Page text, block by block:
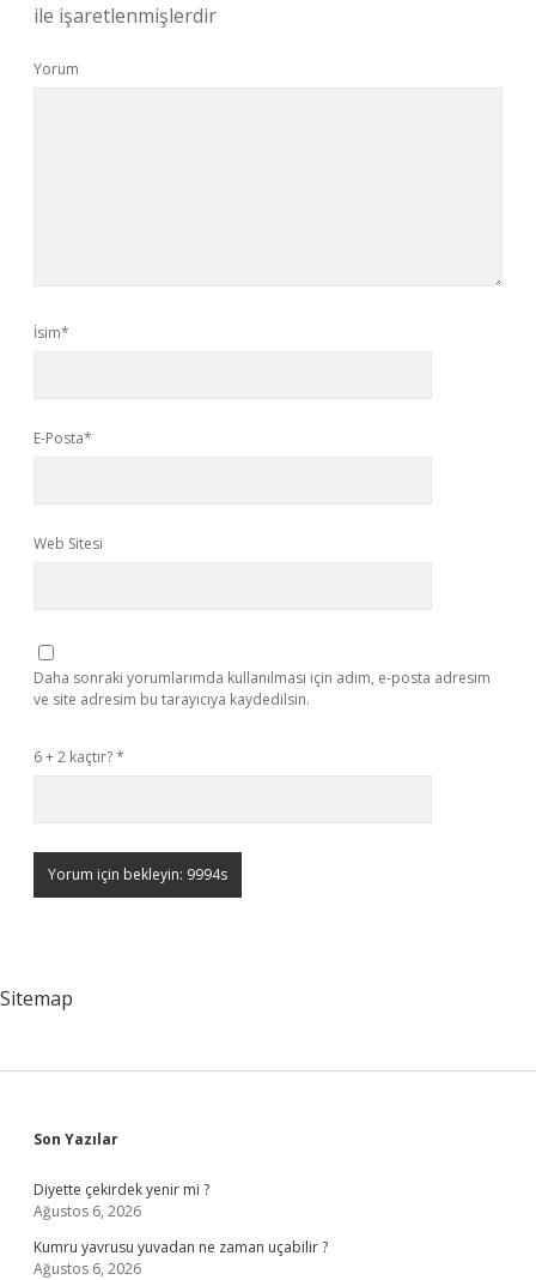
ile işaretlenmişlerdir
Yorum
İsim*
E-Posta*
Web Sitesi
Daha sonraki yorumlarımda kullanılması için adım, e-posta adresim
ve site adresim bu tarayıcıya kaydedilsin.
6 + 2 kaçtır?*
Sitemap
Sidebar
Son Yazılar
Diyette çekirdek yenir mi ?
Ağustos 6, 2026
Kumru yavrusu yuvadan ne zaman uçabilir ?
Ağustos 6, 2026